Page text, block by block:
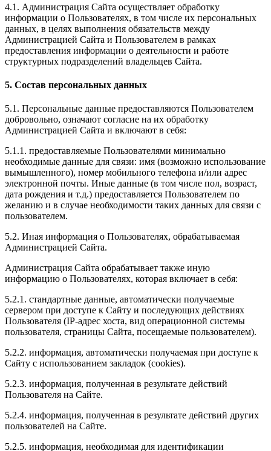
4.1. Администрация Сайта осуществляет обработку
информации о Пользователях, в том числе их персональных
данных, в целях выполнения обязательств между
Администрацией Сайта и Пользователем в рамках
предоставления информации о деятельности и работе
структурных подразделений владельцев Сайта.
5. Состав персональных данных
5.1. Персональные данные предоставляются Пользователем
добровольно, означают согласие на их обработку
Администрацией Сайта и включают в себя:
5.1.1. предоставляемые Пользователями минимально
необходимые данные для связи: имя (возможно использование
вымышленного), номер мобильного телефона и/или адрес
электронной почты. Иные данные (в том числе пол, возраст,
дата рождения и т.д.) предоставляется Пользователем по
желанию и в случае необходимости таких данных для связи с
пользователем.
5.2. Иная информация о Пользователях, обрабатываемая
Администрацией Сайта.
Администрация Сайта обрабатывает также иную
информацию о Пользователях, которая включает в себя:
5.2.1. стандартные данные, автоматически получаемые
сервером при доступе к Сайту и последующих действиях
Пользователя (IP-адрес хоста, вид операционной системы
пользователя, страницы Сайта, посещаемые пользователем).
5.2.2. информация, автоматически получаемая при доступе к
Сайту с использованием закладок (cookies).
5.2.3. информация, полученная в результате действий
Пользователя на Сайте.
5.2.4. информация, полученная в результате действий других
пользователей на Сайте.
5.2.5. информация, необходимая для идентификации